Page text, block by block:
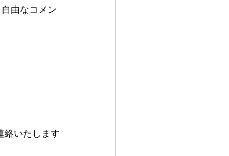
由なコメン
絡いたします